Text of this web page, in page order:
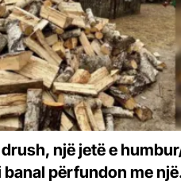
një jetë e
përfundon me një